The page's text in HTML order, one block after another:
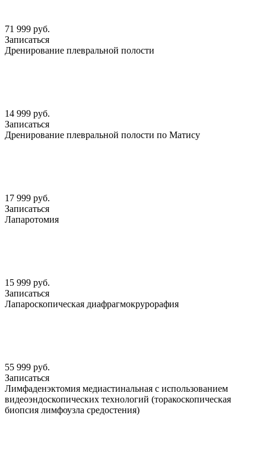
71 999 руб.
Записаться
Дренирование плевральной полости
14 999 руб.
Записаться
Дренирование плевральной полости по Матису
17 999 руб.
Записаться
Лапаротомия
15 999 руб.
Записаться
Лапароскопическая диафрагмокрурорафия
55 999 руб.
Записаться
Лимфаденэктомия медиастинальная с использованием
видеоэндоскопических технологий (торакоскопическая
биопсия лимфоузла средостения)